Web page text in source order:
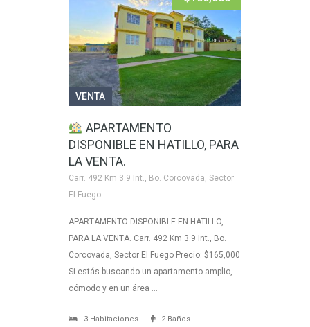
VENTA
APARTAMENTO
DISPONIBLE EN HATILLO, PARA
LA VENTA.
Carr. 492 Km 3.9 Int., Bo. Corcovada, Sector
El Fuego
APARTAMENTO DISPONIBLE EN HATILLO,
PARA LA VENTA. Carr. 492 Km 3.9 Int., Bo.
Corcovada, Sector El Fuego Precio: $165,000
Si estás buscando un apartamento amplio,
cómodo y en un área …
3 Habitaciones
2 Baños